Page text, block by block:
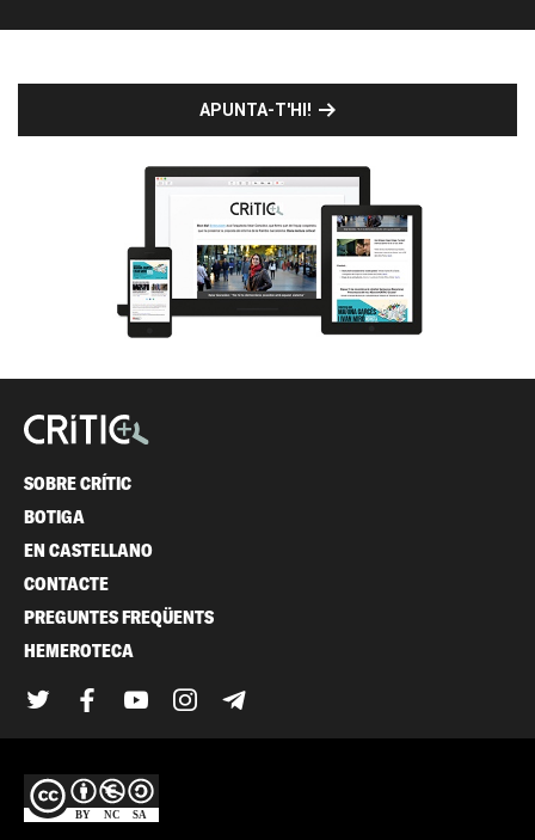
APUNTA-T'HI!
SOBRE CRÍTIC
BOTIGA
EN CASTELLANO
CONTACTE
PREGUNTES FREQÜENTS
HEMEROTECA
TwitterFacebook
YouTubeInstagram